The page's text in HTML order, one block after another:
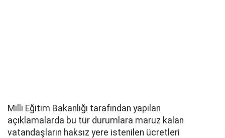
Milli Eğitim Bakanlığı tarafından yapılan
açıklamalarda bu tür durumlara maruz kalan
vatandaşların haksız yere istenilen ücretleri